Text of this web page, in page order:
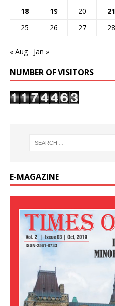
18
19 20 21
25
26 27 28
« Aug Jan »
NUMBER OF VISITORS
E-MAGAZINE